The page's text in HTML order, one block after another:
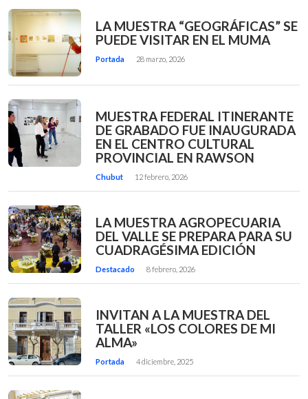
LA MUESTRA “GEOGRÁFICAS” SE
PUEDE VISITAR EN EL MUMA
Portada 28 marzo, 2026
MUESTRA FEDERAL ITINERANTE
DE GRABADO FUE INAUGURADA
EN EL CENTRO CULTURAL
PROVINCIAL EN RAWSON
Chubut 12 febrero, 2026
LA MUESTRA AGROPECUARIA
DEL VALLE SE PREPARA PARA SU
CUADRAGÉSIMA EDICIÓN
Destacado 8 febrero, 2026
INVITAN A LA MUESTRA DEL
TALLER «LOS COLORES DE MI
ALMA»
Portada 4 diciembre, 2025